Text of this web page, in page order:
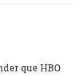
que HBO